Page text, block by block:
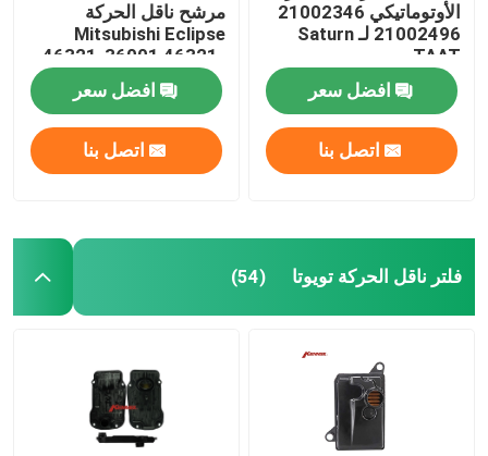
أدوات تعليق القيادة
قطع غيار المحرك
الأوتوماتيكي 21002346
21002496 لـ Saturn
TAAT
افضل سعر
اتصل بنا
مرشح ناقل الحركة
Mitsubishi Eclipse
46321-36001 46321-
36010
افضل سعر
اتصل بنا
فلتر ناقل الحركة تويوتا (54)